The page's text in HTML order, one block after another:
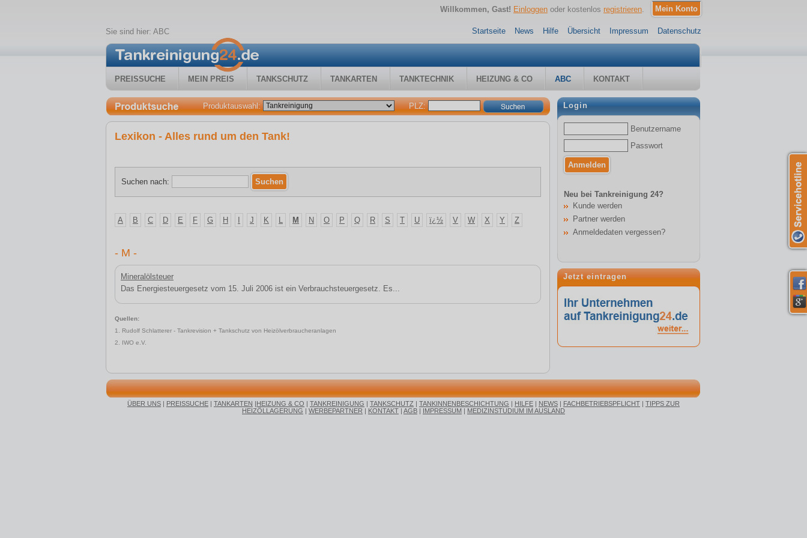
Willkommen, Gast! Einloggen oder kostenlos registrieren
Sie sind hier: ABC Startseite News Hilfe Übersicht Impressum Datenschutz
PREISSUCHE MEIN PREIS TANKSCHUTZ TANKARTEN TANKTECHNIK HEIZUNG & CO ABC KONTAKT
Produktauswahl: PLZ:
Lexikon - Alles rund um den Tank!
Suchen nach:
A B C D E F G H J K L M N O P Q R S T U ï¿½ V W X Y Z
- M -
Mineralölsteuer
Das Energiesteuergesetz vom 15. Juli 2006 ist ein Verbrauchsteuergesetz. Es...
Quellen:
1. Rudolf Schlatterer - Tankrevision + Tankschutz von Heizölverbraucheranlagen
2. IWO e.V.
Login
Benutzername
Passwort
Neu bei Tankreinigung 24?
Kunde werden
Partner werden
Anmeldedaten vergessen?
Jetzt eintragen
ÜBER UNS | PREISSUCHE | TANKARTEN |HEIZUNG & CO | TANKREINIGUNG | TANKSCHUTZ | TANKINNENBESCHICHTUNG | HILFE | NEWS | FACHBETRIEBSPFLICHT | TIPPS ZUR
HEIZÖLLAGERUNG | WERBEPARTNER | KONTAKT | AGB | IMPRESSUM | MEDIZINSTUDIUM IM AUSLAND